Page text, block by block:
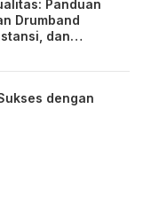
Panduan
Drumband
dan
dengan